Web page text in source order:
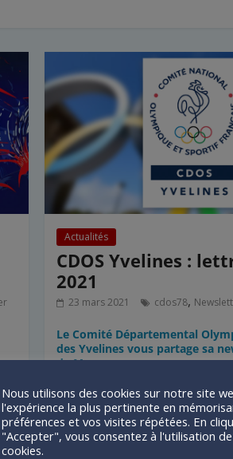
Actualités
CDOS Yvelines :
2021
23 mars 2021 cdos78,
Le Comité Départemental
des Yvelines vous partage sa
de Mars.
Lire la suite
Nous utilisons des cookies sur notre site
l'expérience la plus pertinente en
préférences et vos visites répétées. En
"Accepter", vous consentez à l'utilisation
cookies.